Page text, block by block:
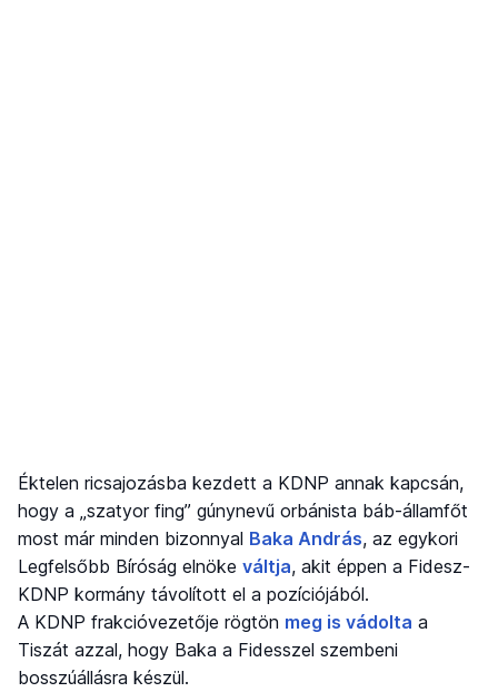
Éktelen ricsajozásba kezdett a KDNP annak kapcsán,
hogy a „szatyor fing” gúnynevű orbánista báb-államfőt
most már minden bizonnyal Baka András, az egykori
Legfelsőbb Bíróság elnöke váltja, akit éppen a Fidesz-
KDNP kormány távolított el a pozíciójából.
A KDNP frakcióvezetője rögtön meg is vádolta a
Tiszát azzal, hogy Baka a Fidesszel szembeni
bosszúállásra készül.